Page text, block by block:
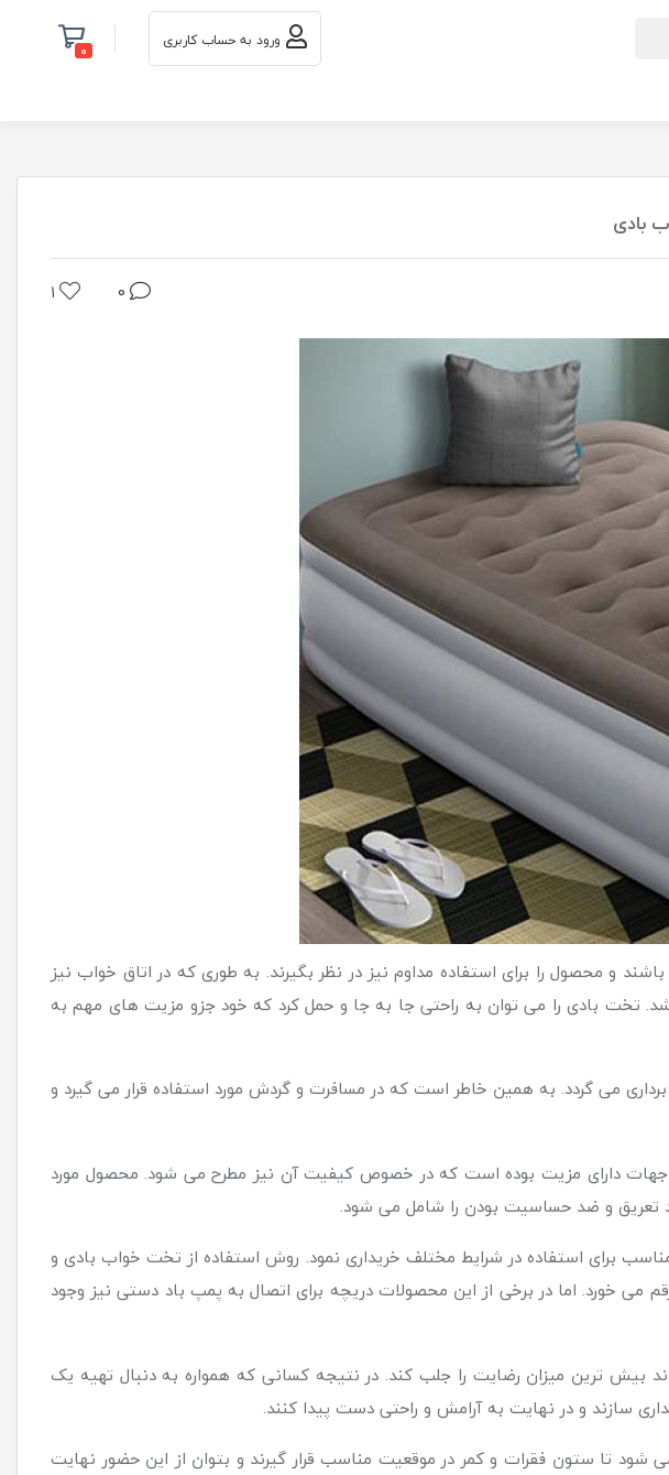
ورود به حساب کاربری 0
بادی
0
1
و محصول را برای استفاده مداوم نیز در نظر بگیرند. به طوری که در اتاق خواب نیز
تخت بادی را می توان به راحتی جا به جا و حمل کرد که خود جزو مزیت های مهم به
می گردد. به همین خاطر است که در مسافرت و گردش مورد استفاده قرار می گیرد و
جهات دارای مزیت بوده است که در خصوص کیفیت آن نیز مطرح می شود. محصول مورد
تعریق و ضد حساسیت بودن را شامل می شود.
برای استفاده در شرایط مختلف خریداری نمود. روش استفاده از تخت خواب بادی و
خورد. اما در برخی از این محصولات دریچه برای اتصال به پمپ باد دستی نیز وجود
ترین میزان رضایت را جلب کند. در نتیجه کسانی که همواره به دنبال تهیه یک
سازند و در نهایت به آرامش و راحتی دست پیدا کنند.
ستون فقرات و کمر در موقعیت مناسب قرار گیرند و بتوان از این حضور نهایت